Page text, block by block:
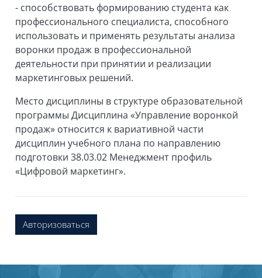
- способствовать формированию студента как
профессионального специалиста, способного
использовать и применять результаты анализа
воронки продаж в профессиональной
деятельности при принятии и реализации
маркетинговых решений.
Место дисциплины в структуре образовательной
программы Дисциплина «Управление воронкой
продаж» относится к вариативной части
дисциплин учебного плана по направлению
подготовки 38.03.02 Менеджмент профиль
«Цифровой маркетинг».
Авторизоваться
Блоки